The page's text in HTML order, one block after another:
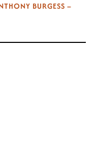
BURGESS –